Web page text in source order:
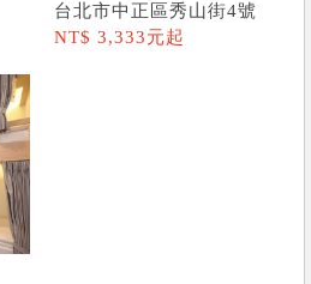
台北市中正區秀山街4號
NT$ 3,333元起